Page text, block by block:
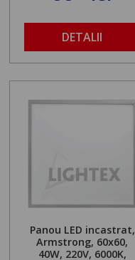
DETALII
Panou LED incastrat,
Armstrong, 60x60,
40W, 220V, 6000K,